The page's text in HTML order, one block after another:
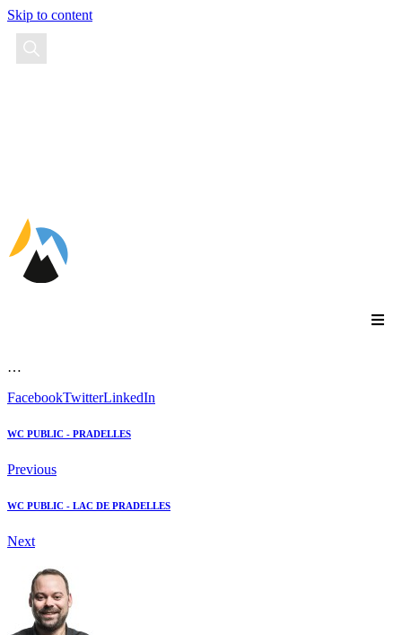
Skip to content
…
FacebookTwitterLinkedIn
WC PUBLIC - PRADELLES
Previous
WC PUBLIC - LAC DE PRADELLES
Next